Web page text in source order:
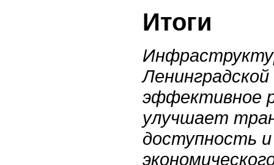
Итоги
эффективное
улучшает
доступность